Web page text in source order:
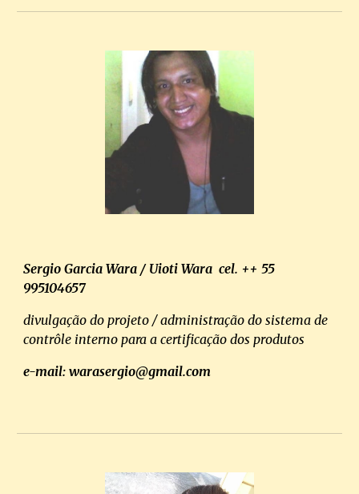
Sergio Garcia Wara / Uioti Wara cel. ++ 55
995104657
divulgação do projeto /administração do sistema de
contrôle interno para a certificação dos produtos
e-mail: warasergio@gmail.com